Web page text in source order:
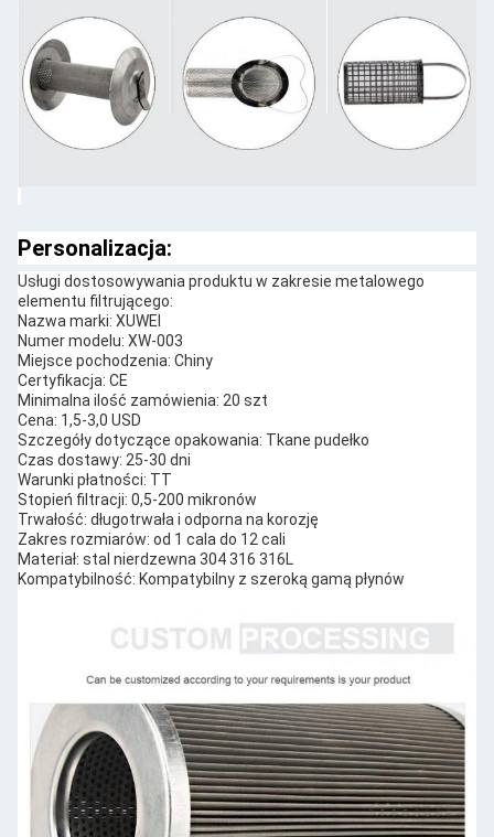
Personalizacja:
Usługi dostosowywania produktu w zakresie metalowego
elementu filtrującego:
Nazwa marki: XUWEI
Numer modelu: XW-003
Miejsce pochodzenia: Chiny
Certyfikacja: CE
Minimalna ilość zamówienia: 20 szt
Cena: 1,5-3,0 USD
Szczegóły dotyczące opakowania: Tkane pudełko
Czas dostawy: 25-30 dni
Warunki płatności: TT
Stopień filtracji: 0,5-200 mikronów
Trwałość: długotrwała i odporna na korozję
Zakres rozmiarów: od 1 cala do 12 cali
Materiał: stal nierdzewna 304 316 316L
Kompatybilność: Kompatybilny z szeroką gamą płynów